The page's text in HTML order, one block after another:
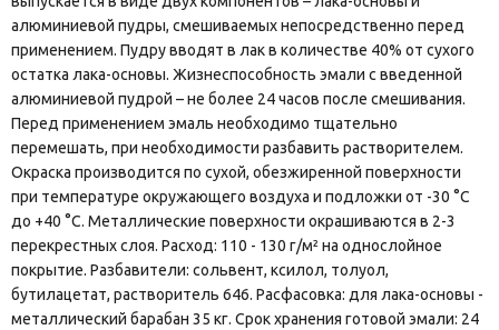
алюминиевой пудры, смешиваемых непосредственно перед
применением. Пудру вводят в лак в количестве 40% от сухого
остатка лака-основы. Жизнеспособность эмали с введенной
алюминиевой пудрой – не более 24 часов после смешивания.
Перед применением эмаль необходимо тщательно
перемешать, при необходимости разбавить растворителем.
Окраска производится по сухой, обезжиренной поверхности
при температуре окружающего воздуха и подложки от -30 °С
до +40 °С. Металлические поверхности окрашиваются в 2-3
перекрестных слоя. Расход: 110 - 130 г/м² на однослойное
покрытие. Разбавители: сольвент, ксилол, толуол,
бутилацетат, растворитель 646. Расфасовка: для лака-основы -
металлический барабан 35 кг. Срок хранения готовой эмали: 24